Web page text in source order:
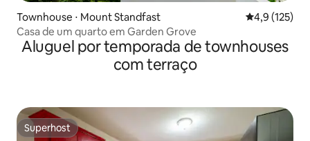
Townhouse ⋅ Mount Standfast 4,9 de uma
4,9 (125)
Casa de um quarto em Garden Grove
Aluguel por temporada de townhouses
com terraço
Superhost
Superhost